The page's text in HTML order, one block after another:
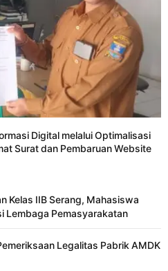
Digital melalui Optimalisasi
Surat dan Pembaruan Website
Kelas IIB Serang, Mahasiswa
Lembaga Pemasyarakatan
Legalitas Pabrik AMDK